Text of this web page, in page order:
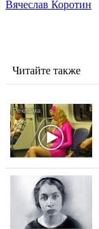
Вячеслав Коротин
Читайте также